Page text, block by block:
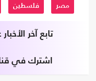
مصر فلسطين
تابع آخر
اشترك في